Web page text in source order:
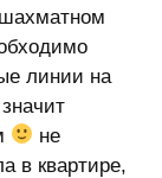
шахматном
линии на
не
в квартире,